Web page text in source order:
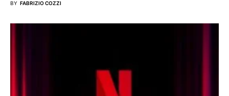
BY FABRIZIO COZZI